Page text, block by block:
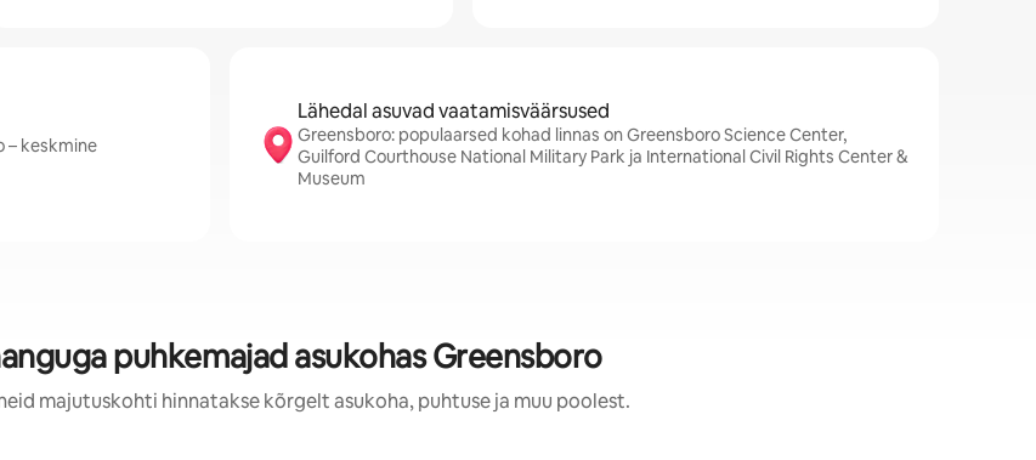
– keskmine
Lähedal asuvad vaatamisväärsused
Greensboro: populaarsed kohad linnas on Greensboro Science Center,
Guilford Courthouse National Military Park ja International Civil Rights Center &
Museum
puhkemajad asukohas Greensboro
majutuskohti hinnatakse kõrgelt asukoha, puhtuse ja muu poolest.